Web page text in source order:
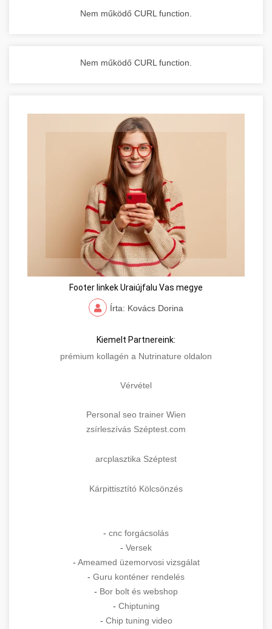
Nem működő CURL function.
Nem működő CURL function.
Footer linkek Uraiújfalu Vas megye
Írta: Kovács Dorina
Kiemelt Partnereink:
prémium kollagén a Nutrinature oldalon
Vérvétel
Personal seo trainer Wien
zsírleszívás Széptest.com
arcplasztika Széptest
Kárpittisztító Kölcsönzés
- cnc forgácsolás
- Versek
- Ameamed üzemorvosi vizsgálat
- Guru konténer rendelés
- Bor bolt és webshop
- Chiptuning
- Chip tuning video